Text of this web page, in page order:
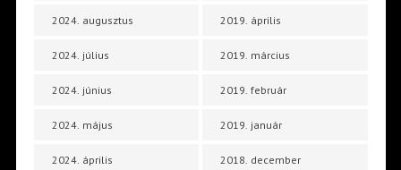
2024. augusztus
2024. július
2024. június
2024. május
2024. április
2019. április
2019. március
2019. február
2019. január
2018. december